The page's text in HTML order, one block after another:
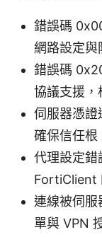
錯誤碼
網路設定與
錯誤碼
協議支援，
伺服器憑證
確保信任根
代理設定錯
FortiClient
連線被伺服
單與 VPN